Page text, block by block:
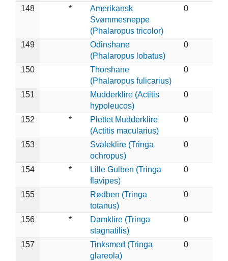
148 *
Amerikansk
Svømmesneppe
(Phalaropus tricolor)
0
149
Odinshane
(Phalaropus lobatus)
0
150
Thorshane
(Phalaropus fulicarius)
0
151
Mudderklire (Actitis
hypoleucos)
0
152 *
Plettet Mudderklire
(Actitis macularius)
0
153
Svaleklire (Tringa
ochropus)
0
154 *
Lille Gulben (Tringa
flavipes)
0
155
Rødben (Tringa
totanus)
0
156 *
Damklire (Tringa
stagnatilis)
0
157
Tinksmed (Tringa
glareola)
0